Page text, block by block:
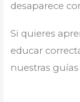
desaparece
Si quieres
educar
nuestras